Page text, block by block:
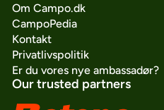
Om Campo.dk
CampoPedia
Kontakt
Privatlivspolitik
Er du vores nye ambassadør?
Our trusted partners